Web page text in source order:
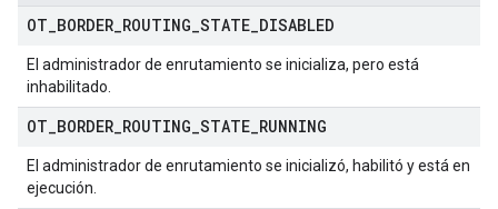
OT BORDER ROUTING STATE DISABLED
El administrador de enrutamiento se inicializa, pero está
inhabilitado.
OT BORDER ROUTING STATE RUNNING
El administrador de enrutamiento se inicializó, habilitó y está en
ejecución.